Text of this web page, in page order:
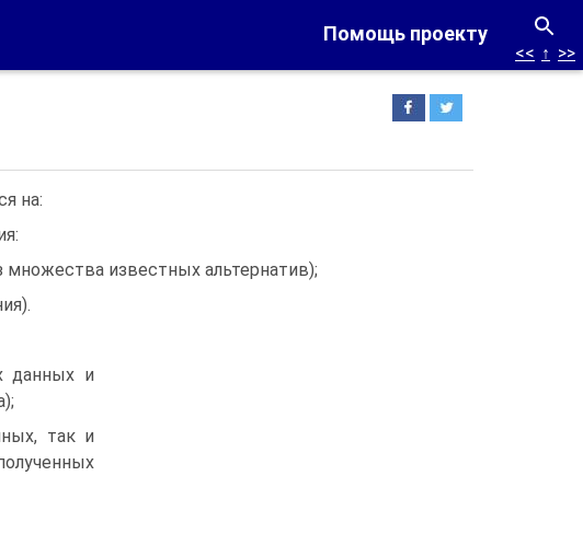
Помощь проекту
<< ↑ >>
на:
известных альтернатив);
данных и
так и